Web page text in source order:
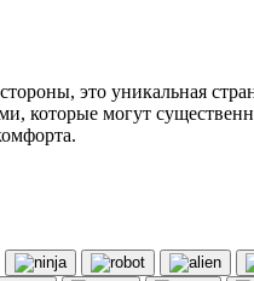
это уникальная
могут